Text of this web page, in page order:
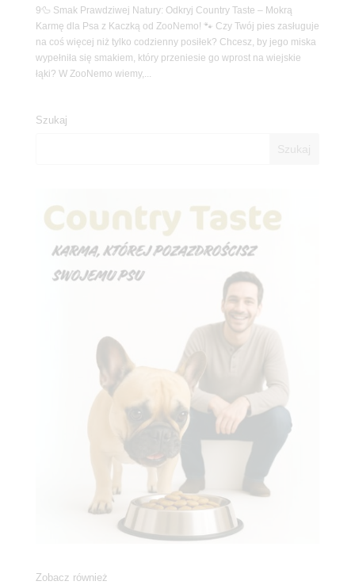
9🦆 Smak Prawdziwej Natury: Odkryj Country Taste – Mokrą
Karmę dla Psa z Kaczką od ZooNemo! 🐾 Czy Twój pies zasługuje
na coś więcej niż tylko codzienny posiłek? Chcesz, by jego miska
wypełniła się smakiem, który przeniesie go wprost na wiejskie
łąki? W ZooNemo wiemy,...
Szukaj
Zobacz również